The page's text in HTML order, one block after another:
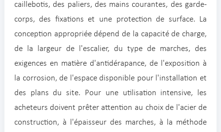
caillebotis, des paliers, des mains courantes, des garde-
corps, des fixations et une protection de surface. La
conception appropriée dépend de la capacité de charge,
de la largeur de l'escalier, du type de marches, des
exigences en matière d'antidérapance, de l'exposition à
la corrosion, de l'espace disponible pour l'installation et
des plans du site. Pour une utilisation intensive, les
acheteurs doivent prêter attention au choix de l'acier de
construction, à l'épaisseur des marches, à la méthode